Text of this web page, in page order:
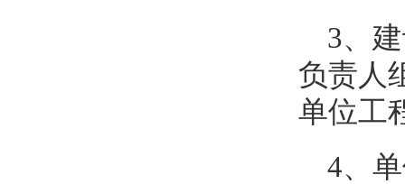
3、
负责人
单位工
4、